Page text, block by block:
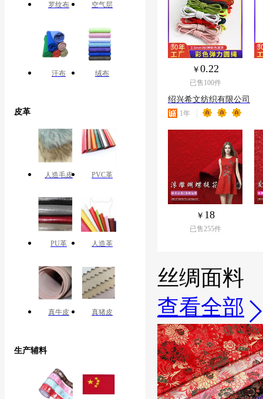
罗纹布 空气层
汗布 绒布
皮革
人造毛皮 PVC革
PU革 人造革
真牛皮 真猪皮
生产辅料
0.22
已售100件
绍兴希文纺织有限公司
1年
18
已售255件
丝绸面料
查看全部